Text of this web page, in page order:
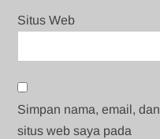
Situs Web
Simpan nama, email, dan
situs web saya pada